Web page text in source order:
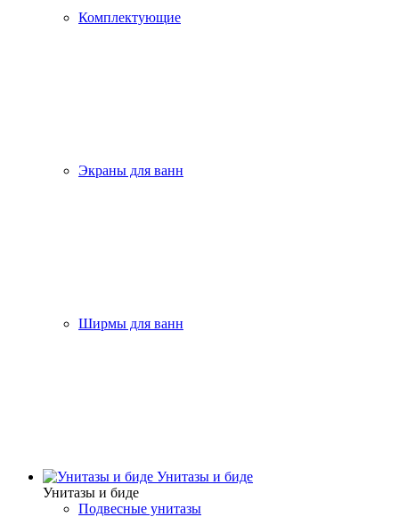
Комплектующие
Экраны для ванн
Ширмы для ванн
Унитазы и биде
Унитазы и биде
Подвесные унитазы